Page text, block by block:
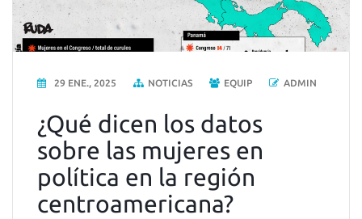
29 ENE., 2025 NOTICIAS EQUIP ADMIN
¿Qué dicen los datos
sobre las mujeres en
política en la región
centroamericana?